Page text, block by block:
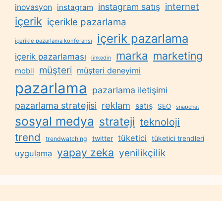
inovasyon instagram instagram satış internet
içerik içerikle pazarlama
içerikle pazarlama konferansı içerik pazarlama
içerik pazarlaması linkedin marka marketing
mobil müşteri müşteri deneyimi
pazarlama
pazarlama iletişimi
pazarlama stratejisi reklam satış SEO snapchat
sosyal medya strateji teknoloji
trend trendwatching twitter tüketici tüketici trendleri
uygulama yapay zeka yenilikçilik